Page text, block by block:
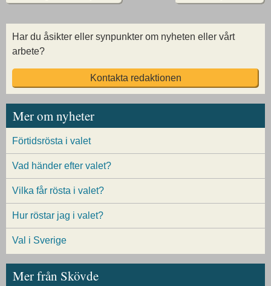
Har du åsikter eller synpunkter om nyheten eller vårt
arbete?
Kontakta redaktionen
Mer om nyheter
Förtidsrösta i valet
Vad händer efter valet?
Vilka får rösta i valet?
Hur röstar jag i valet?
Val i Sverige
Mer från Skövde